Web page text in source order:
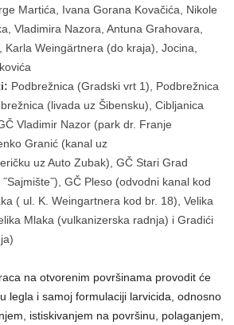
Martića, Ivana Gorana Kovačića, Nikole
Vladimira Nazora, Antuna Grahovara,
Karla Weingärtnera (do kraja), Jocina,
Podbrežnica (Gradski vrt 1), Podbrežnica
(livada uz Šibensku), Cibljanica
Vladimir Nazor (park dr. Franje
Granić (kanal uz
uz Auto Zubak), GČ Stari Grad
GČ Pleso (odvodni kanal kod
( ul. K. Weingartnera kod br. 18), Velika
Mlaka (vulkanizerska radnja) i Gradići
na otvorenim površinama provodit će
legla i samoj formulaciji larvicida, odnosno
istiskivanjem na površinu, polaganjem,